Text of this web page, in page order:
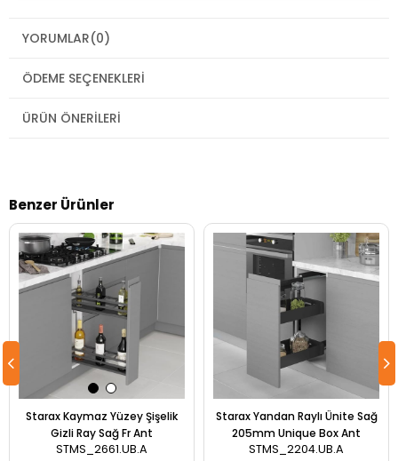
YORUMLAR(0)
ÖDEME SEÇENEKLERI
ÜRÜN ÖNERILERI
Benzer Ürünler
Starax Kaymaz Yüzey Şişelik
Gizli Ray Sağ Fr Ant
STMS_2661.UB.A
Starax Yandan Raylı Ünite Sağ
205mm Unique Box Ant
STMS_2204.UB.A